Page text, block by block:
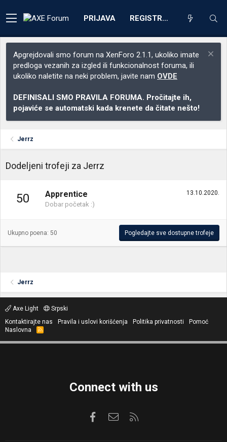
PRIJAVA REGISTRACIJA
Apgrejdovali smo forum na XenForo 2.1.1, ukoliko imate
predloga vezanih za izgled ili funkcionalnost foruma, ili
ukoliko naletite na neki problem, javite nam OVDE
DEFINISALI SMO PRAVILA FORUMA. Pročitajte ih,
pojaviće se automatski kada krenete da čitate nešto!
Jerrz
Dodeljeni trofeji za Jerrz
50 13.10.2020.
Apprentice
Dobar početak :)
Ukupno poena: 50 Pogledajte sve dostupne trofeje
Jerrz
Axe Light
Srpski
Kontaktirajte nas
Pravila i uslovi korišćenja Politika privatnosti
Pomoć
Naslovna
R
S
Connect with us
FacebookKontaktirajte nas